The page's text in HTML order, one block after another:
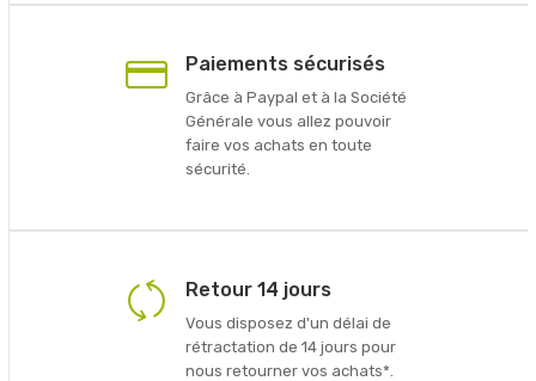
Paiements sécurisés
Grâce à Paypal et à la Société
Générale vous allez pouvoir
faire vos achats en toute
sécurité.
Retour 14 jours
Vous disposez d'un délai de
rétractation de 14 jours pour
nous retourner vos achats*.